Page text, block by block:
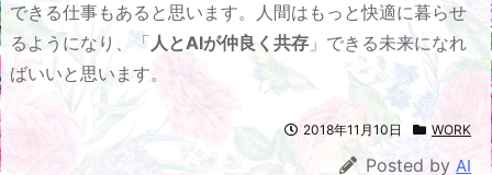
できる仕事もあると思います。人間はもっと快適に暮らせ
るようになり、「人とAIが仲良く共存 」できる未来になれ
ばいいと思います。
2018年11月10日 WORK
Posted by AI